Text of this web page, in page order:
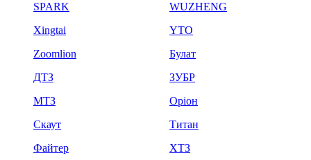
SPARK
WUZHENG
Xingtai
YTO
Zoomlion
Булат
ДТЗ
ЗУБР
МТЗ
Оріон
Скаут
Титан
Файтер
ХТЗ